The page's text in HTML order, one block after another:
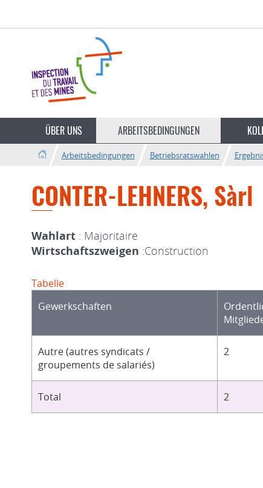
wechseln
ÜBER UNS ARBEITSBEDINGUNGEN
Arbeitsbedingungen Betriebsratswahlen
CONTER-LEHNERS, Sàrl
Wahlart : Majoritaire
Wirtschaftszweigen :Construction
Tabelle
Gewerkschaften
Autre (autres syndicats /
groupements de salariés)
2
Total 2